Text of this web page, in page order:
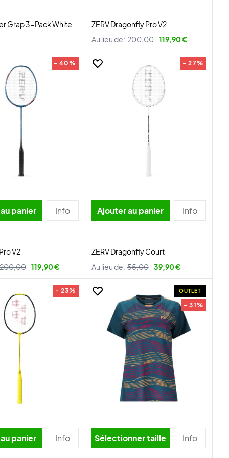
Grap 3-Pack White
ZERV Dragonfly Pro V2
Au lieu de: 200,00 119,90 €
- 40%
panier Info
V2
200,00 119,90 €
- 27%
Ajouter au panier Info
ZERV Dragonfly Court
Au lieu de: 55,00 39,90 €
- 23%
panier Info
OUTLET
- 31%
Sélectionner taille Info